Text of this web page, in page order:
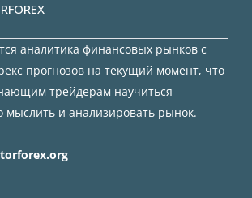
аналитика финансовых рынков с
прогнозов на текущий момент, что
трейдерам научиться
мыслить и анализировать рынок.